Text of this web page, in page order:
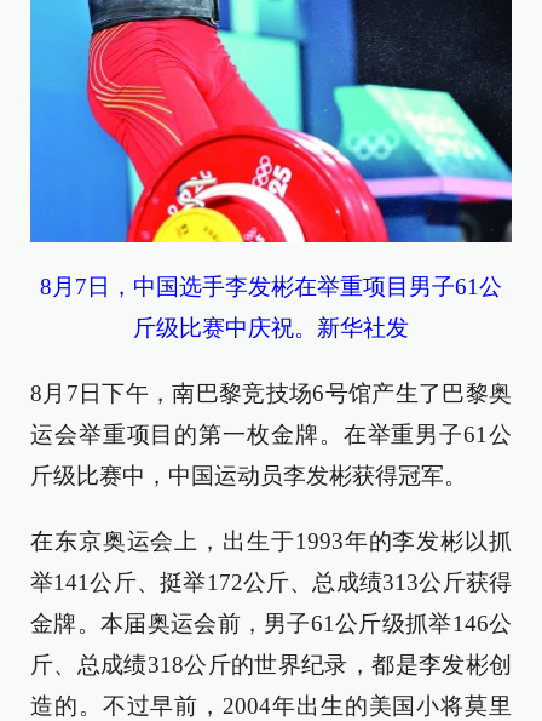
8月7日，中国选手李发彬在举重项目男子61公
斤级比赛中庆祝。新华社发
8月7日下午，南巴黎竞技场6号馆产生了巴黎奥
运会举重项目的第一枚金牌。在举重男子61公
斤级比赛中，中国运动员李发彬获得冠军。
在东京奥运会上，出生于1993年的李发彬以抓
举141公斤、挺举172公斤、总成绩313公斤获得
金牌。本届奥运会前，男子61公斤级抓举146公
斤、总成绩318公斤的世界纪录，都是李发彬创
造的。不过早前，2004年出生的美国小将莫里